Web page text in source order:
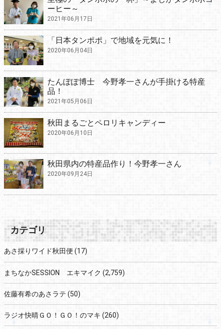
ーヒー～
2021年06月17日
「日本タンポポ」で地域を元気に！
2020年06月04日
たんぽぽ博士 今野孝一さんが手掛ける特産
品！
2021年05月06日
秋田まるごとペロリキャンディー
2020年06月10日
秋田県内の特産品作り！今野孝一さん
2020年09月24日
カテゴリ
あさ採りワイド秋田便 (17)
まちなかSESSION エキマイク (2,759)
佐藤有希のあさラテ (50)
ラジオ快晴ＧＯ！ＧＯ！のマキ (260)